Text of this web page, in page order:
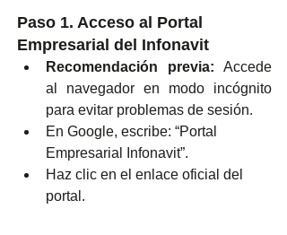
Paso 1. Acceso al Portal
Empresarial del Infonavit
Recomendación previa: Accede
al navegador en modo incógnito
para evitar problemas de sesión.
En Google, escribe: “Portal
Empresarial Infonavit”.
Haz clic en el enlace oficial del
portal.